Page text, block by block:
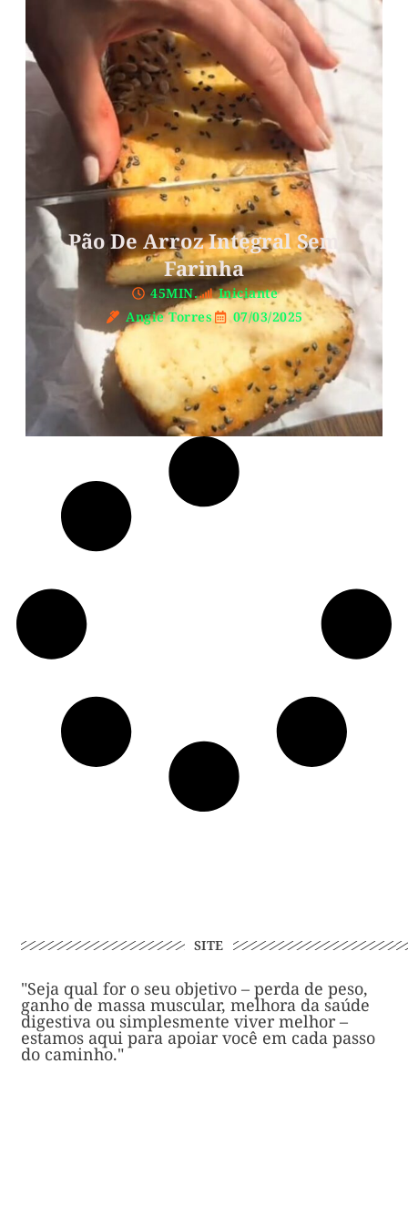
Pão De Arroz Integral Sem
Farinha
45MIN.
Iniciante
Angie Torres
07/03/2025
SITE
"Seja qual for o seu objetivo – perda de peso,
ganho de massa muscular, melhora da saúde
digestiva ou simplesmente viver melhor –
estamos aqui para apoiar você em cada passo
do caminho."